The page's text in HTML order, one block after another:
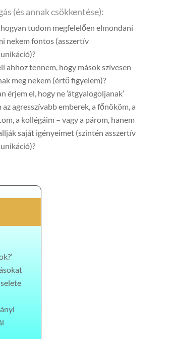
(és annak csökkentése):
tudom megfelelően elmondani
nekem fontos (asszertív
ahhoz tennem, hogy mások szívesen
meg nekem (értő figyelem)?
érjem el, hogy ne ’átgyalogoljanak’
az agresszívabb emberek, a főnököm, a
a kollégáim – vagy a párom, hanem
saját igényeimet (szintén asszertív